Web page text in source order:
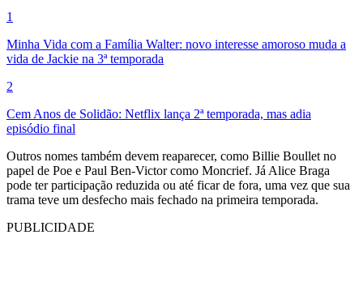
1
Minha Vida com a Família Walter: novo interesse amoroso muda a
vida de Jackie na 3ª temporada
2
Cem Anos de Solidão: Netflix lança 2ª temporada, mas adia
episódio final
Outros nomes também devem reaparecer, como Billie Boullet no
papel de Poe e Paul Ben-Victor como Moncrief. Já Alice Braga
pode ter participação reduzida ou até ficar de fora, uma vez que sua
trama teve um desfecho mais fechado na primeira temporada.
PUBLICIDADE